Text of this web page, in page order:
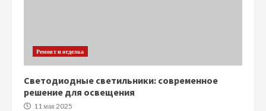
Ремонт и отделка
Светодиодные светильники: современное
решение для освещения
11 мая 2025